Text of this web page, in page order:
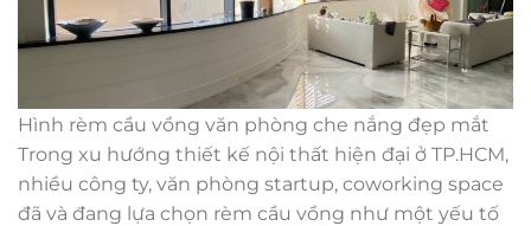
Hình rèm cầu vồng văn phòng che nắng đẹp mắt
Trong xu hướng thiết kế nội thất hiện đại ở TP.HCM,
nhiều công ty, văn phòng startup, coworking space
đã và đang lựa chọn rèm cầu vồng như một yếu tố